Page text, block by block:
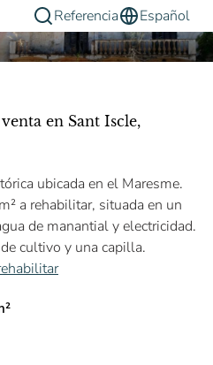
Referencia
Español
en Sant Iscle,
ubicada en el Maresme.
a rehabilitar, situada en un
de manantial y electricidad.
cultivo y una capilla.